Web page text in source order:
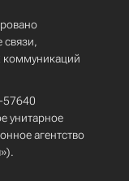
связи,
коммуникаций
57640
унитарное
агентство